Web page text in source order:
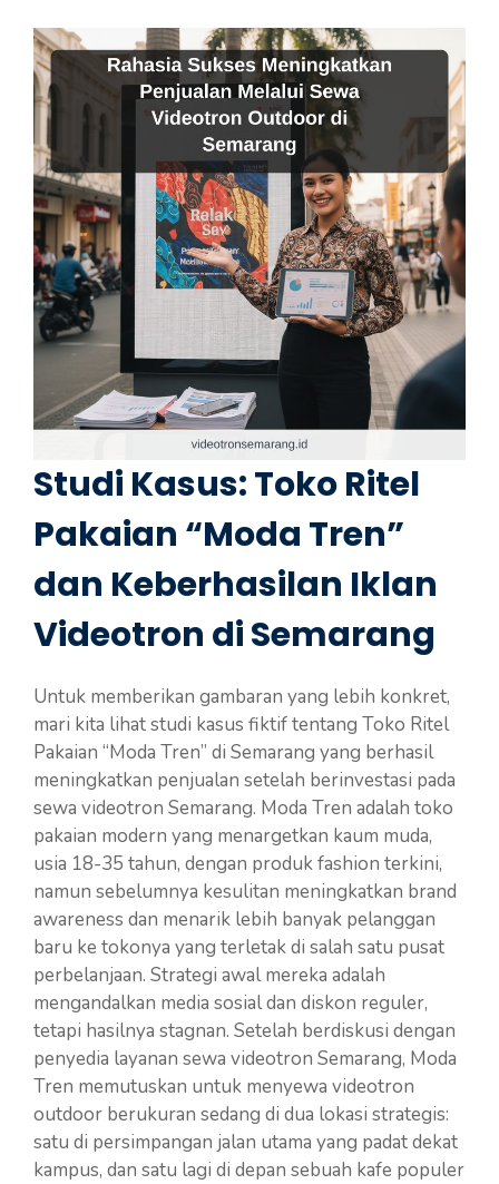
Studi Kasus: Toko Ritel
Pakaian “Moda Tren”
dan Keberhasilan Iklan
Videotron di Semarang
Untuk memberikan gambaran yang lebih konkret,
mari kita lihat studi kasus fiktif tentang Toko Ritel
Pakaian “Moda Tren” di Semarang yang berhasil
meningkatkan penjualan setelah berinvestasi pada
sewa videotron Semarang. Moda Tren adalah toko
pakaian modern yang menargetkan kaum muda,
usia 18-35 tahun, dengan produk fashion terkini,
namun sebelumnya kesulitan meningkatkan brand
awareness dan menarik lebih banyak pelanggan
baru ke tokonya yang terletak di salah satu pusat
perbelanjaan. Strategi awal mereka adalah
mengandalkan media sosial dan diskon reguler,
tetapi hasilnya stagnan. Setelah berdiskusi dengan
penyedia layanan sewa videotron Semarang, Moda
Tren memutuskan untuk menyewa videotron
outdoor berukuran sedang di dua lokasi strategis:
satu di persimpangan jalan utama yang padat dekat
kampus, dan satu lagi di depan sebuah kafe populer